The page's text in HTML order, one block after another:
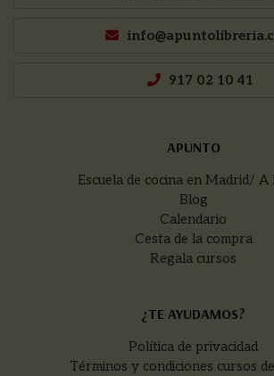
917 02 10 41
APUNTO
Escuela de cocina en Madrid/ A
Blog
Calendario
Cesta de la compra
Regala cursos
¿TE AYUDAMOS?
Política de privacidad
Términos y condiciones cursos